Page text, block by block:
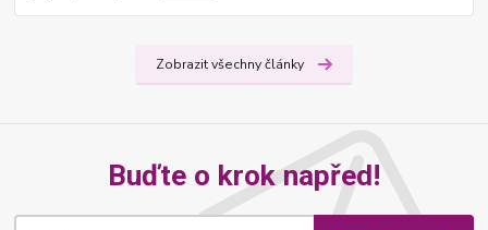
Zobrazit všechny články
Buďte o krok napřed!